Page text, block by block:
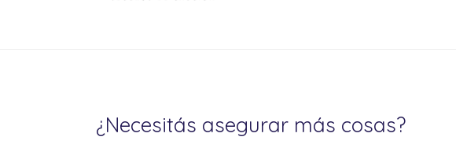
¿Necesitás asegurar más cosas?